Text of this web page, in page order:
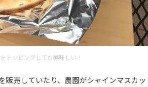
トッピングしても美味しい！
販売していたり、農園がシャインマスカッ